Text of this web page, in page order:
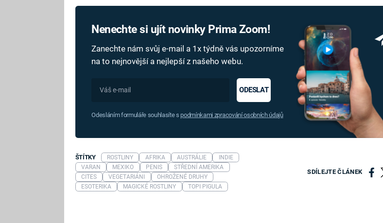
Nenechte si ujít novinky Prima Zoom!
Zanechte nám svůj e-mail a 1x týdně vás upozorníme
na to nejnovější a nejlepší z našeho webu.
ODESLAT
Odesláním formuláře souhlasíte s podmínkami zpracování osobních údajů
SDÍLEJTE ČLÁNEK
ŠTÍTKY ROSTLINY AFRIKA AUSTRÁLIE
INDIE
VARAN
MEXIKO PENIS
STŘEDNÍ AMERIKA
CITES
VEGETARIÁNI
OHROŽENÉ DRUHY
ESOTERIKA
MAGICKÉ ROSTLINY TOPI PIGULA